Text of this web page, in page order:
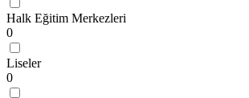
Halk Eğitim Merkezleri
0
Liseler
0